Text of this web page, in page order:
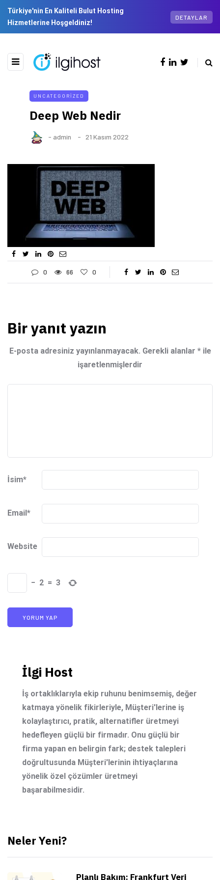
Türkiye'nin En Kaliteli Bulut Hosting
Hizmetlerine Hoşgeldiniz!
DETAYLAR
UNCATEGORIZED
Deep Web Nedir
- admin 21 Kasım 2022
0 66 0
Bir yanıt yazın
E-posta adresiniz yayınlanmayacak. Gerekli alanlar *ile
işaretlenmişlerdir
İsim*
Email*
Website
− 2 = 3
İlgi Host
İş ortaklıklarıyla ekip ruhunu benimsemiş, değer
katmaya yönelik fikirleriyle, Müşteri'lerine iş
kolaylaştırıcı, pratik, alternatifler üretmeyi
hedefleyen güçlü bir firmadır. Onu güçlü bir
firma yapan en belirgin fark; destek talepleri
doğrultusunda Müşteri'lerinin ihtiyaçlarına
yönelik özel çözümler üretmeyi
başarabilmesidir.
Neler Yeni?
Planlı Bakım: Frankfurt Veri